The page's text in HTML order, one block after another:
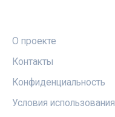
О проекте
Контакты
Конфиденциальность
Условия использования